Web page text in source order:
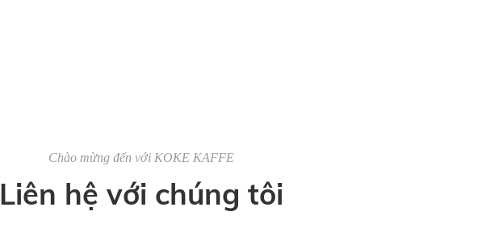
Chào mừng đến với KOKE KAFFE
Liên hệ với chúng tôi